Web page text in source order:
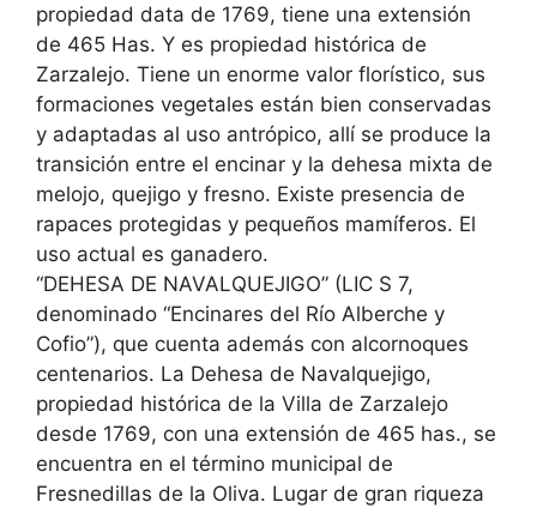
propiedad data de 1769, tiene una extensión
de 465 Has. Y es propiedad histórica de
Zarzalejo. Tiene un enorme valor florístico, sus
formaciones vegetales están bien conservadas
y adaptadas al uso antrópico, allí se produce la
transición entre el encinar y la dehesa mixta de
melojo, quejigo y fresno. Existe presencia de
rapaces protegidas y pequeños mamíferos. El
uso actual es ganadero.
“DEHESA DE NAVALQUEJIGO” (LIC S 7,
denominado “Encinares del Río Alberche y
Cofio”), que cuenta además con alcornoques
centenarios. La Dehesa de Navalquejigo,
propiedad histórica de la Villa de Zarzalejo
desde 1769, con una extensión de 465 has., se
encuentra en el término municipal de
Fresnedillas de la Oliva. Lugar de gran riqueza